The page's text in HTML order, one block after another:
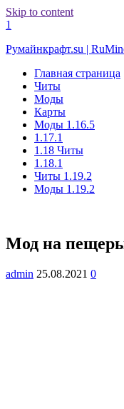
Skip to content
1
Румайнкрафт.su |
Главная страница
Читы
Моды
Карты
Моды 1.16.5
1.17.1
1.18 Читы
1.18.1
Читы 1.19.2
Моды 1.19.2
Мод на
admin 25.08.2021 0